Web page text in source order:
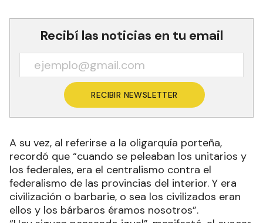
Recibí las noticias en tu email
RECIBIR NEWSLETTER
A su vez, al referirse a la oligarquía porteña,
recordó que “cuando se peleaban los unitarios y
los federales, era el centralismo contra el
federalismo de las provincias del interior. Y era
civilización o barbarie, o sea los civilizados eran
ellos y los bárbaros éramos nosotros”.